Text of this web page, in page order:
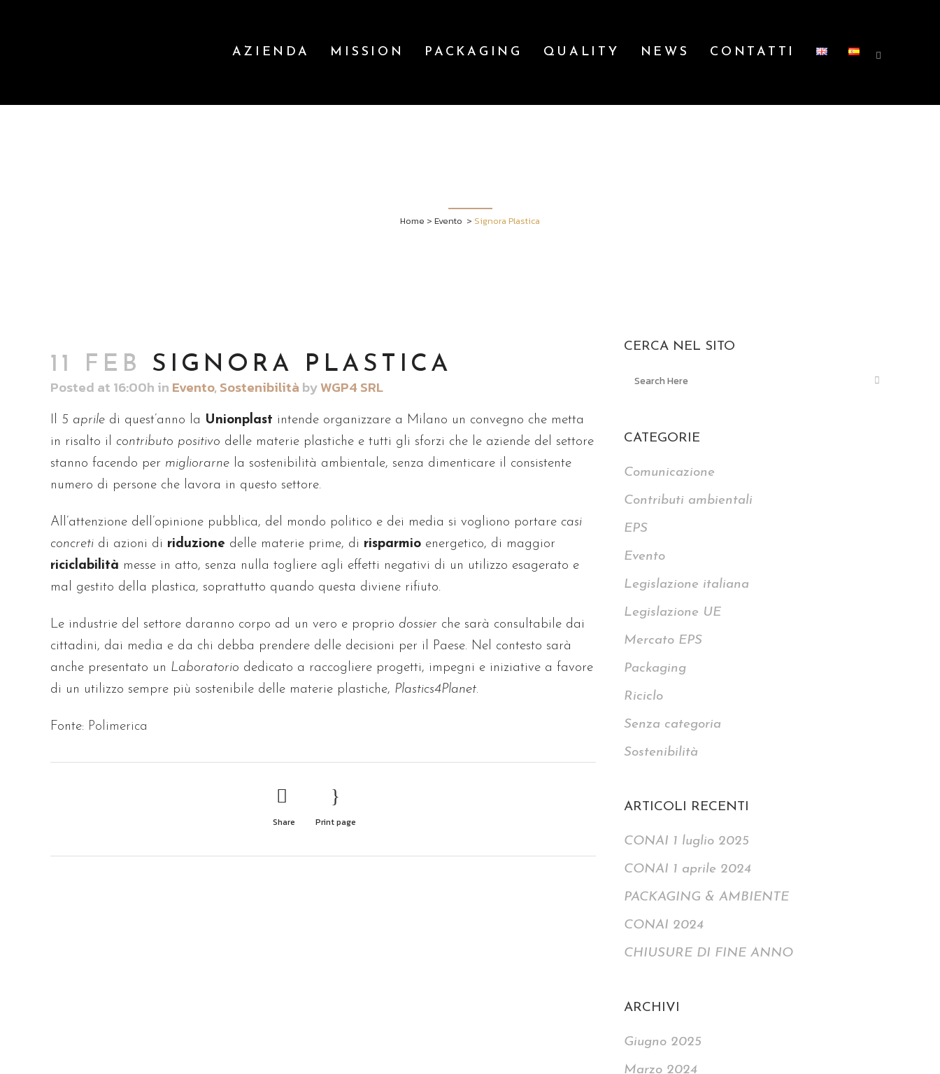
AZIENDA MISSION PACKAGING QUALITY NEWS CONTATTI
Home > Evento > Signora Plastica
11 FEB SIGNORA PLASTICA
Posted at 16:00h in Evento,Sostenibilità byWGP4 SRL
Il 5 aprile di quest’anno la Unionplast intende organizzare a Milano un convegno che metta
in risalto il contributo positivo delle materie plastiche e tutti gli sforzi che le aziende del settore
stanno facendo per migliorarne la sostenibilità ambientale, senza dimenticare il consistente
numero di persone che lavora in questo settore.
All’attenzione dell’opinione pubblica, del mondo politico e dei media si vogliono portare casi
concreti di azioni di riduzione delle materie prime, di risparmio energetico, di maggior
riciclabilità messe in atto, senza nulla togliere agli effetti negativi di un utilizzo esagerato e
mal gestito della plastica, soprattutto quando questa diviene rifiuto.
Le industrie del settore daranno corpo ad un vero e proprio dossier che sarà consultabile dai
cittadini, dai media e da chi debba prendere delle decisioni per il Paese. Nel contesto sarà
anche presentato un Laboratorio dedicato a raccogliere progetti, impegni e iniziative a favore
di un utilizzo sempre più sostenibile delle materie plastiche, Plastics4Planet.
Fonte: Polimerica
Share Print page
CERCA NEL SITO
CATEGORIE
Comunicazione
Contributi ambientali
EPS
Evento
Legislazione italiana
Legislazione UE
Mercato EPS
Packaging
Riciclo
Senza categoria
Sostenibilità
ARTICOLI RECENTI
CONAI 1 luglio 2025
CONAI 1 aprile 2024
PACKAGING & AMBIENTE
CONAI 2024
CHIUSURE DI FINE ANNO
ARCHIVI
Giugno 2025
Marzo 2024